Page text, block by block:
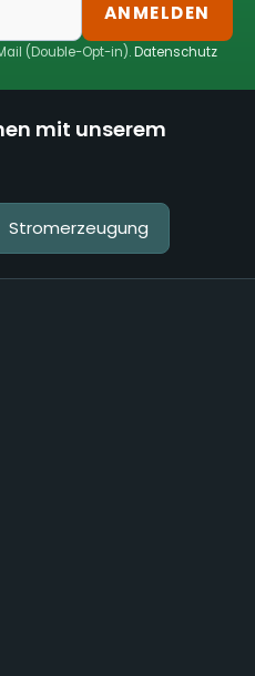
ANMELDEN
(Double-Opt-in).Datenschutz
mit unserem
Stromerzeugung